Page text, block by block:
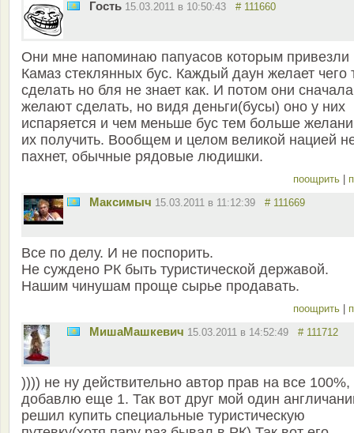
Гость 15.03.2011 в 10:50:43 # 111660
Они мне напоминаю папуасов которым привезли
Камаз стеклянных бус. Каждый даун желает чего
сделать но бля не знает как. И потом они сначала
желают сделать, но видя деньги(бусы) оно у них
испаряется и чем меньше бус тем больше
их получить. Вообщем и целом великой нацией
пахнет, обычные рядовые людишки.
поощрить
Максимыч 15.03.2011 в 11:12:39 # 111669
Все по делу. И не поспорить.
Не суждено РК быть туристической державой.
Нашим чинушам проще сырье продавать.
поощрить
MишаМашкевич 15.03.2011 в 14:52:49 # 111712
)))) не ну действительно автор прав на все 100%,
добавлю еще 1. Так вот друг мой один
решил купить специальные туристическую